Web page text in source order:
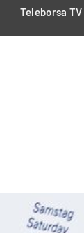
Teleborsa TV